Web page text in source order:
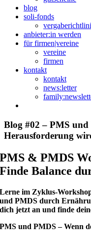
blog
soli-fonds
anbieter:in werden
für firmen|vereine
vereine
firmen
kontakt
kontakt
news:letter
Blog #02 – PMS
Herausforderung
PMS & PMDS
Finde Balance
Lerne im Zyklus-
und PMDS durch
dich jetzt an und finde
PMS und PMDS – Wenn